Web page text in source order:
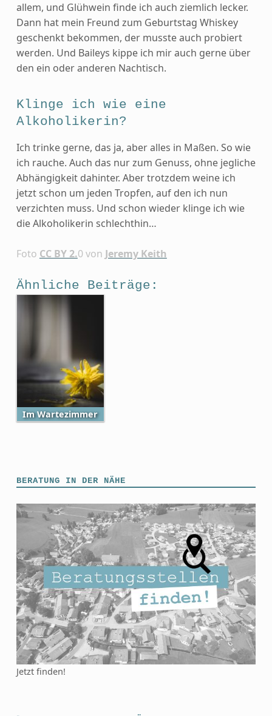
allem, und Glühwein finde ich auch ziemlich lecker.
Dann hat mein Freund zum Geburtstag Whiskey
geschenkt bekommen, der musste auch probiert
werden. Und Baileys kippe ich mir auch gerne über
den ein oder anderen Nachtisch.
Klinge ich wie eine
Alkoholikerin?
Ich trinke gerne, das ja, aber alles in Maßen. So wie
ich rauche. Auch das nur zum Genuss, ohne jegliche
Abhängigkeit dahinter. Aber trotzdem weine ich
jetzt schon um jeden Tropfen, auf den ich nun
verzichten muss. Und schon wieder klinge ich wie
die Alkoholikerin schlechthin…
Foto CC BY 2.0 von Jeremy Keith
Ähnliche Beiträge:
Im Wartezimmer
BERATUNG IN DER NÄHE
Jetzt finden!